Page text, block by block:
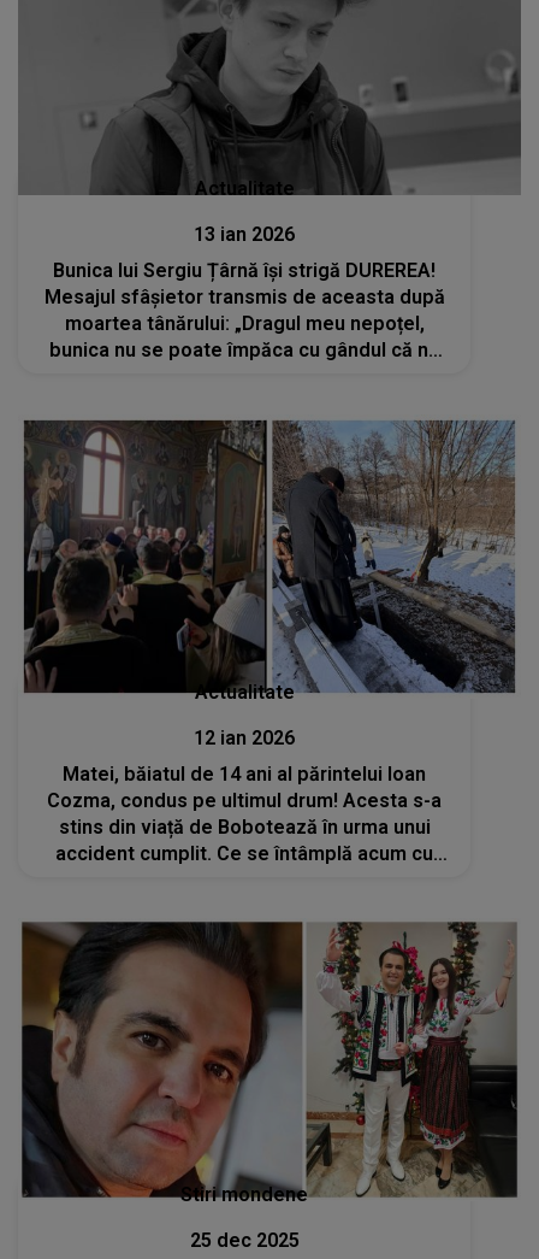
Actualitate
13 ian 2026
Bunica lui Sergiu Țârnă își strigă DUREREA!
Mesajul sfâșietor transmis de aceasta după
moartea tânărului: „Dragul meu nepoțel,
bunica nu se poate împăca cu gândul că nu
Actualitate
12 ian 2026
Matei, băiatul de 14 ani al părintelui Ioan
Cozma, condus pe ultimul drum! Acesta s-a
stins din viață de Bobotează în urma unui
accident cumplit. Ce se întâmplă acum cu
Stiri mondene
25 dec 2025